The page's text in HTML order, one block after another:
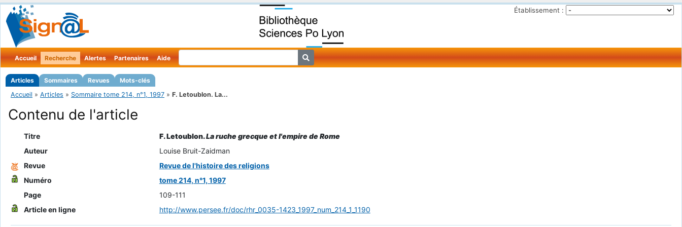
Établissement :
Accueil Recherche
Articles Sommaires Revues Mots-clés
Alertes Partenaires Aide
Accueil » Articles » Sommaire tome 214, n°1, 1997 » F. Letoublon. La...
Contenu de l'article
Titre F. Letoublon.La ruche grecque et l'empire de Rome
Auteur
Louise Bruit-Zaidman
Revue
Revue de l'histoire des religions
Numéro
tome 214, n°1, 1997
Page
109-111
Article en ligne
http://www.persee.fr/doc/rhr_0035-1423_1997_num_214_1_1190